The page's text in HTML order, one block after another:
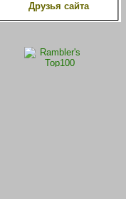
Друзья сайта